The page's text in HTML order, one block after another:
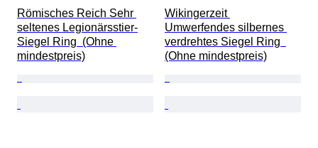
Römisches Reich Sehr
seltenes Legionärsstier-
Siegel Ring  (Ohne
mindestpreis)
Wikingerzeit
Umwerfendes silbernes
verdrehtes Siegel Ring
(Ohne mindestpreis)